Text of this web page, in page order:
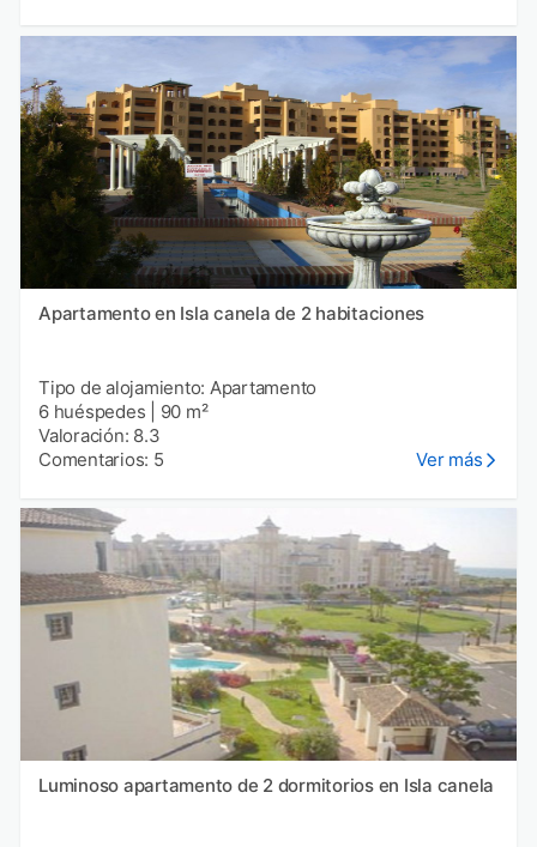
Apartamento en Isla canela de 2 habitaciones
Tipo de alojamiento: Apartamento
6 huéspedes
90 m²
Valoración: 8.3
Comentarios: 5
Ver más
Luminoso apartamento de 2 dormitorios en Isla canela